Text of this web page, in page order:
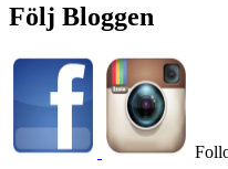
Följ Bloggen